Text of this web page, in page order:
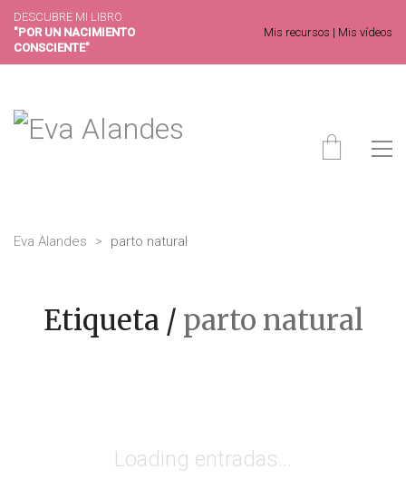
DESCUBRE MI LIBRO
"POR UN NACIMIENTO
CONSCIENTE"
Mis recursos | Mis vídeos
Eva Alandes > parto natural
Etiqueta / parto natural
Loading entradas...